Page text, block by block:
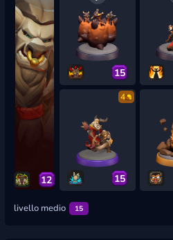
12
15
4
15
livello medio 15